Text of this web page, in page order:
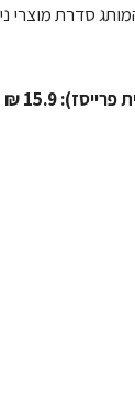
סדרת מוצרי